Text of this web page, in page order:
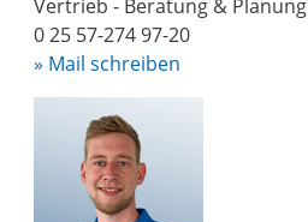
Vertrieb - Beratung & Planung
0 25 57-274 97-20
» Mail schreiben